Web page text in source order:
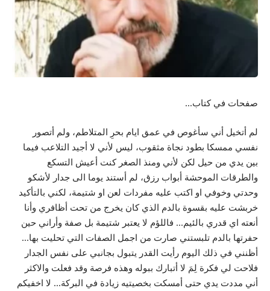
صفحات في كتاب…
لم أتخيل أني سأغوص في عمق ايام بحرِ المتلاطم، ولم أتصور
نفسي ممسكا بطود نجاة مثقوب، ليس لأني لا أجيد التلاعب فيما
بين يدي من حيل لكن لأني ومنذ الصغر كنت أعيش التسكع
والطرقات الموحشة أبواب رزق، لم أستند يوما الى جدار لأشكو
وحدتي وخوفي او اكتب عليه مفردات لعن او شتيمة، لكني بالتأكيد
خربشت عليه بقسوة بالدم الذي كان يخرج من تحت أظافري وأنا
أنعته اي قدري بالئيم… فاللؤم لا يعتبر شتيمة بل صفة وأراني حين
حفرتها بالدم تلبستني صارت من اجمل الصفات التي تحليت بها…
أظنني في ذلك اليوم رأيت القدر يتبول بجانبي على نفس الجدار
فلاحت لي فكرة لِمَ لا أتبارك ببوله وهذه فرصة وقد فعلت والاكثر
أني مددت يدي حتى أمسكت بخصيتيه زيادة في البركة… لا اخفيكم